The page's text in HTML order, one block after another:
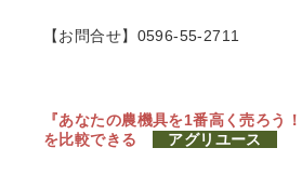
【お問合せ】0596-55-2711
『あなたの農機具を1番高く売ろう！
を比較できる
アグリユース